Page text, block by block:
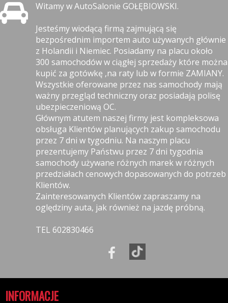
Witamy w AutoSalonie GOŁĘBIOWSKI.
Jesteśmy wiodącą firmą zajmującą się
bezpośrednim importem auto używanych głównie
z Holandii i Niemiec. Posiadamy na placu około
300 samochodów w ciągłej sprzedaży które można
kupić za gotówkę ,na raty lub w formie ZAMIANY.
Wszystkie oferowane przez nas samochody mają
ważny przegląd techniczny oraz posiadają polisę
ubezpieczeniową OC.
Głównym atutem naszej firmy jest kompleksowa
obsługa Klientów planujących zakup samochodu
przez 7 dni w tygodniu. Na naszym placu
prezentujemy Państwu przez 7 dni tygodnia
samochody używane różnych marek w różnych
przedziałach cenowych dopasowanych do potrzeb
Klientów.
Zainteresowanych Klientów zapraszamy na
oględziny auta, jak również na jazdę próbną.
TEL 602830466
INFORMACJE